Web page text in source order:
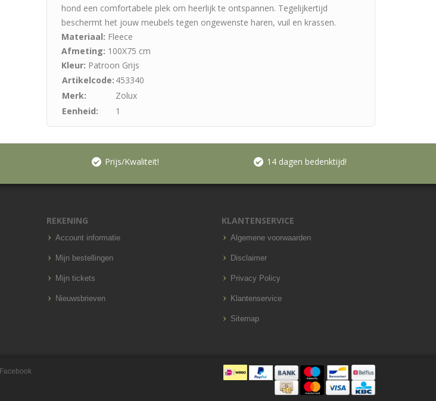
hond een comfortabele plek om heerlijk te ontspannen. Tegelijkertijd
beschermt het jouw meubels tegen ongewenste haren, vuil en krassen.
Materiaal: Fleece
Afmeting: 100X75 cm
Kleur: Patroon Grijs
Artikelcode: 453340
Merk:
Zolux
Eenheid:
1
Prijs/Kwaliteit! 14 dagen bedenktijd!
REKENING
Account informatie
Mijn bestellingen
Mijn tickets
Nieuwsbrieven
KLANTENSERVICE
Algemene voorwaarden
Disclaimer
Privacy Policy
Klantenservice
Sitemap
Facebook